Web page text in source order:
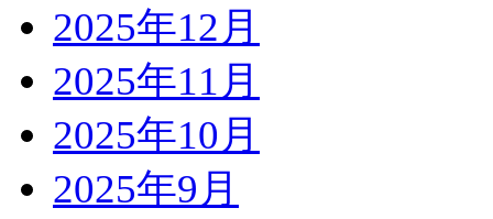
2025年12月
2025年11月
2025年10月
2025年9月